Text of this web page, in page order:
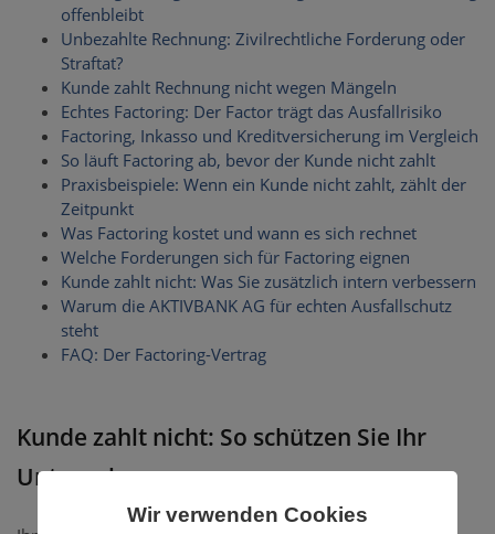
Wir verwenden Cookies
offenbleibt
Unbezahlte Rechnung: Zivilrechtliche Forderung oder
Straftat?
Kunde zahlt Rechnung nicht wegen Mängeln
Echtes Factoring: Der Factor trägt das Ausfallrisiko
Factoring, Inkasso und Kreditversicherung im Vergleich
So läuft Factoring ab, bevor der Kunde nicht zahlt
Praxisbeispiele: Wenn ein Kunde nicht zahlt, zählt der
Zeitpunkt
Was Factoring kostet und wann es sich rechnet
Welche Forderungen sich für Factoring eignen
Kunde zahlt nicht: Was Sie zusätzlich intern verbessern
Warum die AKTIVBANK AG für echten Ausfallschutz
steht
FAQ: Der Factoring-Vertrag
Kunde zahlt nicht: So schützen Sie Ihr
Unternehmen